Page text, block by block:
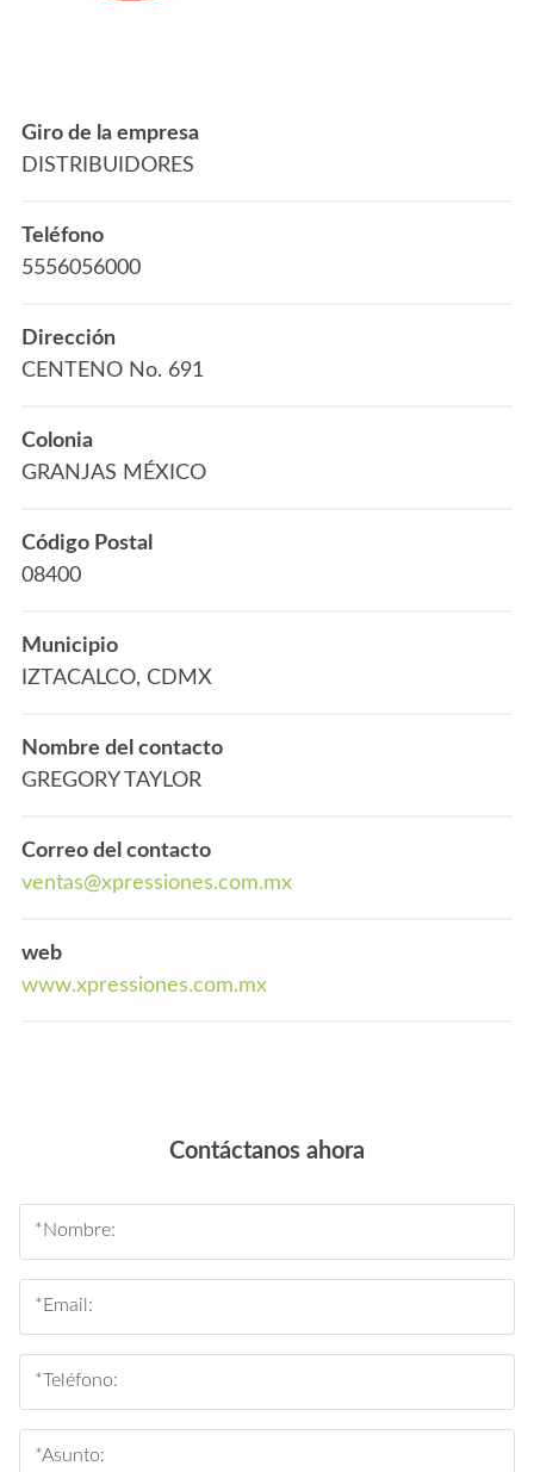
Giro de la empresa
DISTRIBUIDORES
Teléfono
5556056000
Dirección
CENTENO No. 691
Colonia
GRANJAS MÉXICO
Código Postal
08400
Municipio
IZTACALCO, CDMX
Nombre del contacto
GREGORY TAYLOR
Correo del contacto
ventas@xpressiones.com.mx
web
www.xpressiones.com.mx
Contáctanos ahora